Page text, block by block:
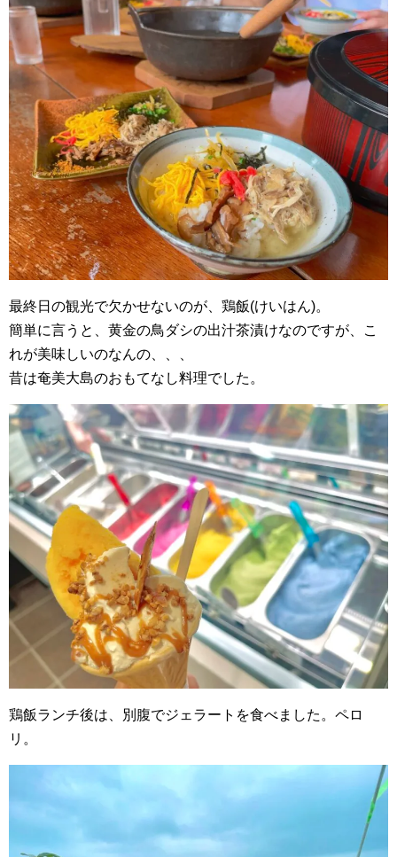
最終日の観光で欠かせないのが、鶏飯(けいはん)。
簡単に言うと、黄金の鳥ダシの出汁茶漬けなのですが、こ
れが美味しいのなんの、、、
昔は奄美大島のおもてなし料理でした。
鶏飯ランチ後は、別腹でジェラートを食べました。ペロ
リ。